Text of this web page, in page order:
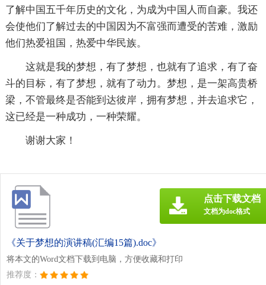
了解中国五千年历史的文化，为成为中国人而自豪。我还
会使他们了解过去的中国因为不富强而遭受的苦难，激励
他们热爱祖国，热爱中华民族。
这就是我的梦想，有了梦想，也就有了追求，有了奋
斗的目标，有了梦想，就有了动力。梦想，是一架高贵桥
梁，不管最终是否能到达彼岸，拥有梦想，并去追求它，
这已经是一种成功，一种荣耀。
谢谢大家！
《关于梦想的演讲稿(汇编15篇).doc》
将本文的Word文档下载到电脑，方便收藏和打印
推荐度：
点击下载文档
文档为doc格式